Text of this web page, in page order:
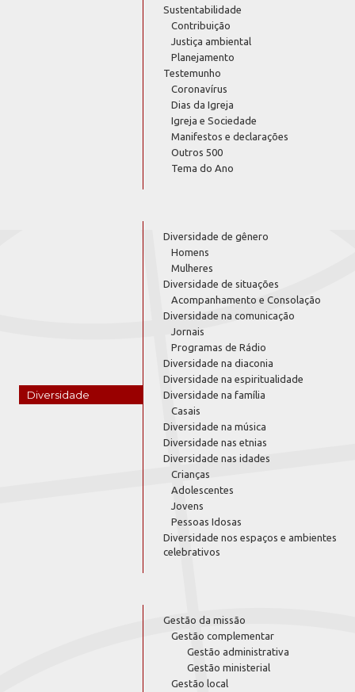
Sustentabilidade
Contribuição
Justiça ambiental
Planejamento
Testemunho
Coronavírus
Dias da Igreja
Igreja e Sociedade
Manifestos e declarações
Outros 500
Tema do Ano
Diversidade
Diversidade de gênero
Homens
Mulheres
Diversidade de situações
Acompanhamento e Consolação
Diversidade na comunicação
Jornais
Programas de Rádio
Diversidade na diaconia
Diversidade na espiritualidade
Diversidade na família
Casais
Diversidade na música
Diversidade nas etnias
Diversidade nas idades
Crianças
Adolescentes
Jovens
Pessoas Idosas
Diversidade nos espaços e ambientes
celebrativos
Gestão da missão
Gestão complementar
Gestão administrativa
Gestão ministerial
Gestão local